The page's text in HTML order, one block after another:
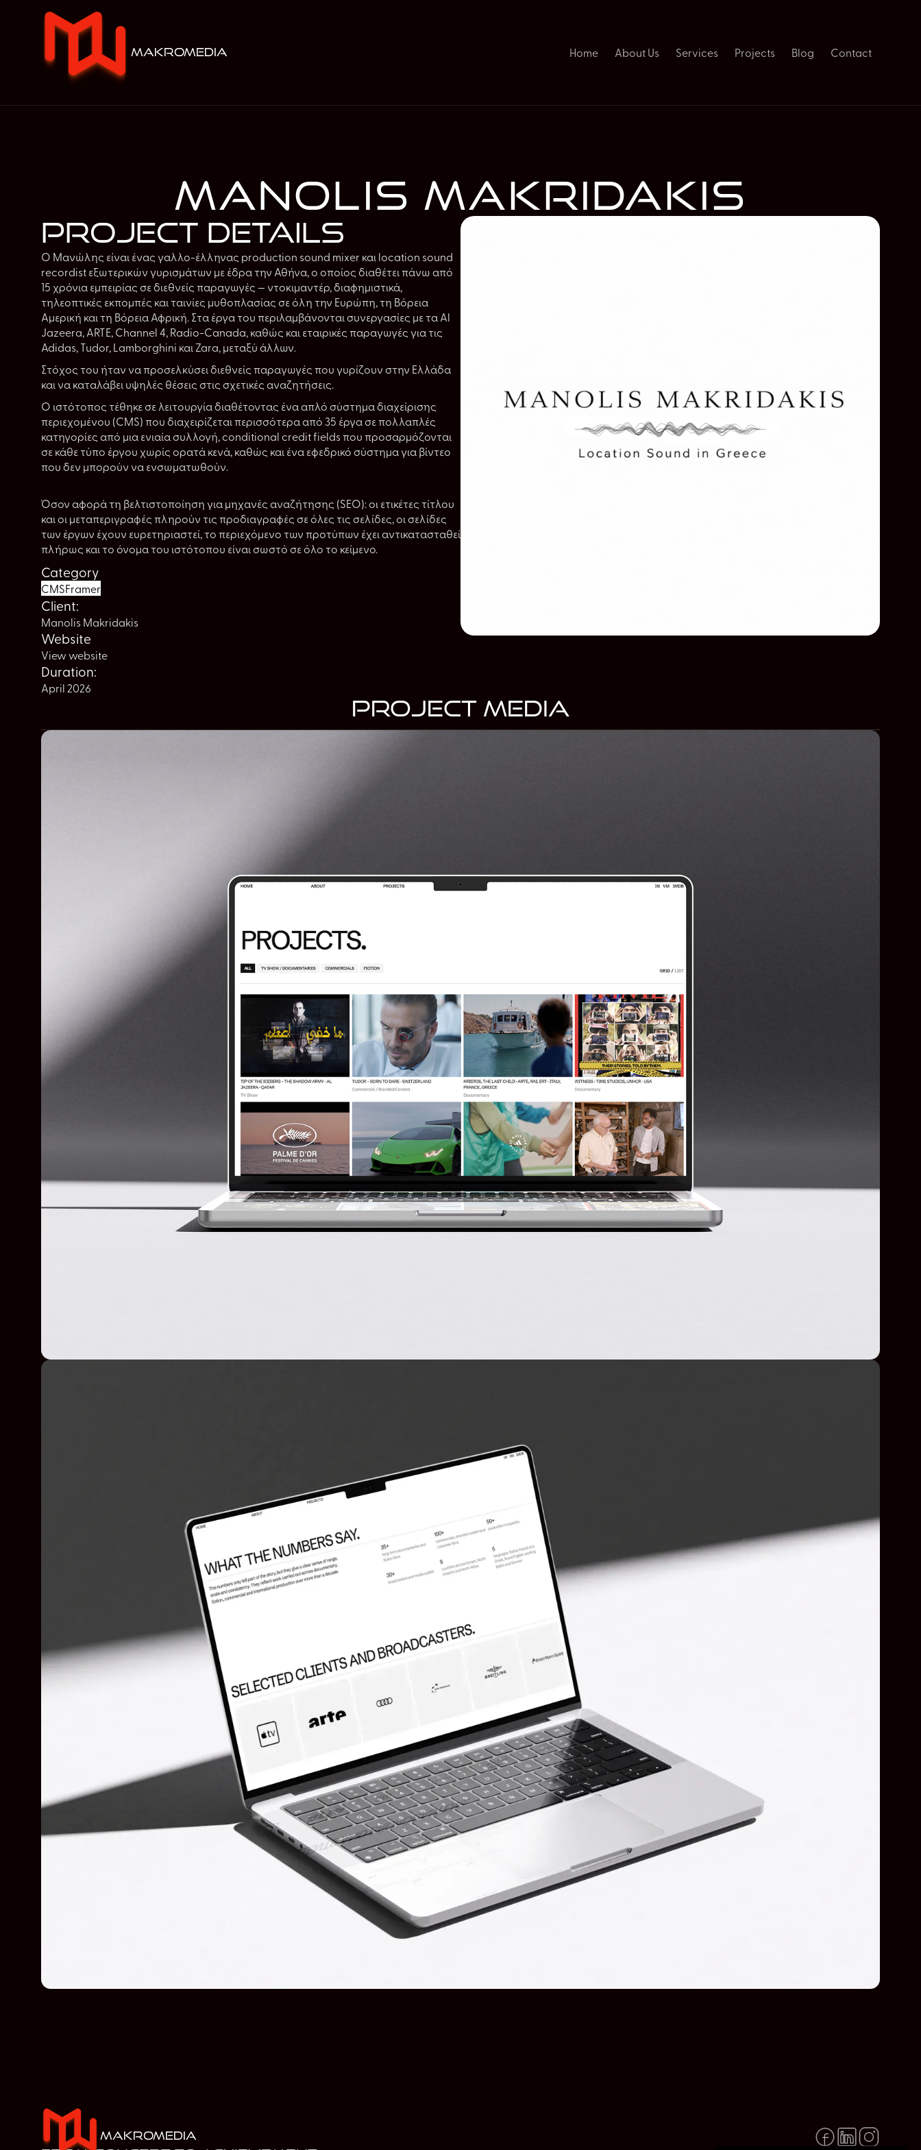
makromedia Home About Us Services Projects Blog Contact
Manolis Makridakis
Project details
Ο Μανώλης είναι ένας γαλλο-έλληνας production sound mixer και location sound
recordist εξωτερικών γυρισμάτων με έδρα την Αθήνα, ο οποίος διαθέτει πάνω από
15 χρόνια εμπειρίας σε διεθνείς παραγωγές — ντοκιμαντέρ, διαφημιστικά,
τηλεοπτικές εκπομπές και ταινίες μυθοπλασίας σε όλη την Ευρώπη, τη Βόρεια
Αμερική και τη Βόρεια Αφρική. Στα έργα του περιλαμβάνονται συνεργασίες με τα Al
Jazeera, ARTE, Channel 4, Radio-Canada, καθώς και εταιρικές παραγωγές για τις
Adidas, Tudor, Lamborghini και Zara, μεταξύ άλλων.
Στόχος του ήταν να προσελκύσει διεθνείς παραγωγές που γυρίζουν στην Ελλάδα
και να καταλάβει υψηλές θέσεις στις σχετικές αναζητήσεις.
Ο ιστότοπος τέθηκε σε λειτουργία διαθέτοντας ένα απλό σύστημα διαχείρισης
περιεχομένου (CMS) που διαχειρίζεται περισσότερα από 35 έργα σε πολλαπλές
κατηγορίες από μια ενιαία συλλογή, conditional credit fields που προσαρμόζονται
σε κάθε τύπο έργου χωρίς ορατά κενά, καθώς και ένα εφεδρικό σύστημα για βίντεο
που δεν μπορούν να ενσωματωθούν.
Όσον αφορά τη βελτιστοποίηση για μηχανές αναζήτησης (SEO): οι ετικέτες τίτλου
και οι μεταπεριγραφές πληρούν τις προδιαγραφές σε όλες τις σελίδες, οι σελίδες
των έργων έχουν ευρετηριαστεί, το περιεχόμενο των προτύπων έχει αντικατασταθεί
πλήρως και το όνομα του ιστότοπου είναι σωστό σε όλο το κείμενο.
Category
CMSFramer
Client:
Manolis Makridakis
Website
View website
Duration:
April 2026
project media
MakroMedia